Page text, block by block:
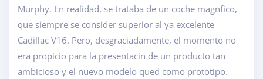
Murphy. En realidad, se trataba de un coche magnfico,
que siempre se consider superior al ya excelente
Cadillac V16. Pero, desgraciadamente, el momento no
era propicio para la presentacin de un producto tan
ambicioso y el nuevo modelo qued como prototipo.